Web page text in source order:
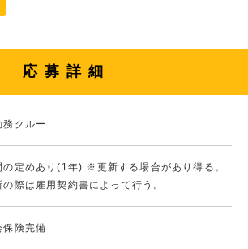
応募詳細
務クルー
の定めあり(1年) ※更新する場合があり得る。
の際は雇用契約書によって行う。
保険完備